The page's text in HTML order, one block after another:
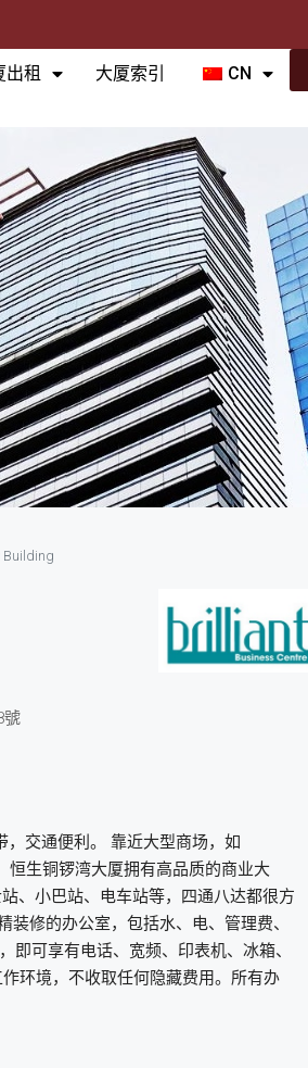
出租 大厦索引 CN
Building
號
交通便利。 靠近大型商场，如
恒生铜锣湾大厦拥有高品质的商业大
、小巴站、电车站等，四通八达都很方
修的办公室，包括水、电、管理费、
可享有电话、宽频、印表机、冰箱、
环境，不收取任何隐藏费用。所有办